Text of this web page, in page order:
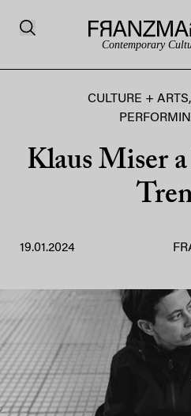
Contemporary
CULTURE + ARTS,
Klaus Miser
19.01.2024